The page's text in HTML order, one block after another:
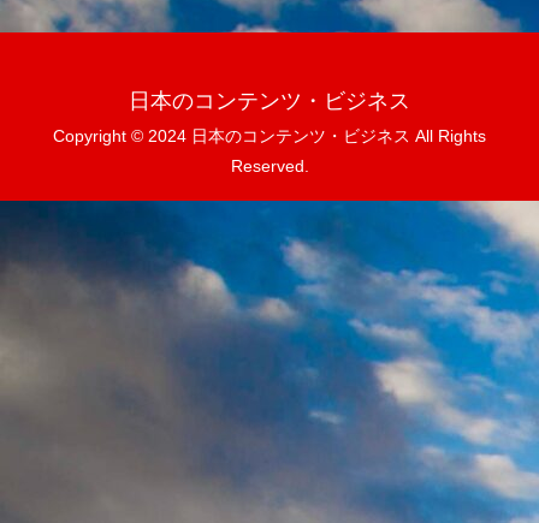
日本のコンテンツ・ビジネス
Copyright © 2024 日本のコンテンツ・ビジネス All Rights
Reserved.